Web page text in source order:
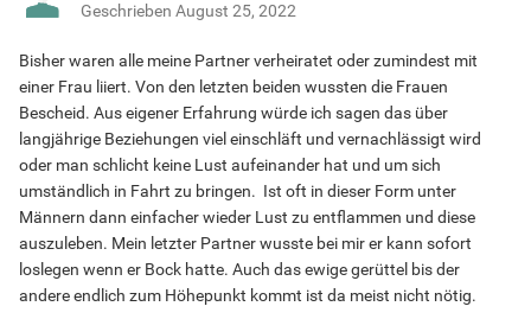
Geschrieben August 25, 2022
Bisher waren alle meine Partner verheiratet oder zumindest mit
einer Frau liiert. Von den letzten beiden wussten die Frauen
Bescheid. Aus eigener Erfahrung würde ich sagen das über
langjährige Beziehungen viel einschläft und vernachlässigt wird
oder man schlicht keine Lust aufeinander hat und um sich
umständlich in Fahrt zu bringen. Ist oft in dieser Form unter
Männern dann einfacher wieder Lust zu entflammen und diese
auszuleben. Mein letzter Partner wusste bei mir er kann sofort
loslegen wenn er Bock hatte. Auch das ewige gerüttel bis der
andere endlich zum Höhepunkt kommt ist da meist nicht nötig.